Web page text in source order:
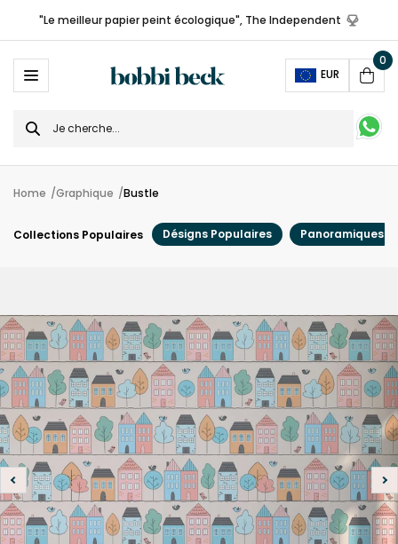
"Le meilleur papier peint écologique", The Independent
EUR
Cart
0
Search
for
Home Graphique Bustle
Collections Populaires Désigns Populaires Panoramiques